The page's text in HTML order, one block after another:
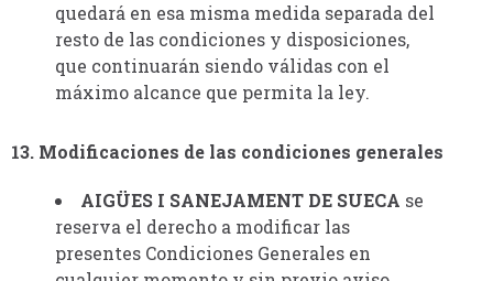
quedará en esa misma medida separada del
resto de las condiciones y disposiciones,
que continuarán siendo válidas con el
máximo alcance que permita la ley.
13. Modificaciones de las condiciones generales
AIGÜES I SANEJAMENT DE SUECA se
reserva el derecho a modificar las
presentes Condiciones Generales en